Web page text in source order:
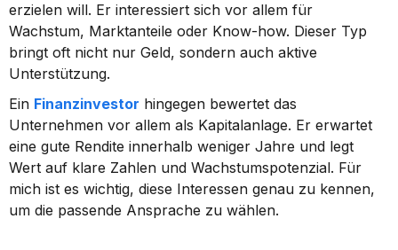
erzielen will. Er interessiert sich vor allem für
Wachstum, Marktanteile oder Know-how. Dieser Typ
bringt oft nicht nur Geld, sondern auch aktive
Unterstützung.
Ein Finanzinvestor hingegen bewertet das
Unternehmen vor allem als Kapitalanlage. Er erwartet
eine gute Rendite innerhalb weniger Jahre und legt
Wert auf klare Zahlen und Wachstumspotenzial. Für
mich ist es wichtig, diese Interessen genau zu kennen,
um die passende Ansprache zu wählen.